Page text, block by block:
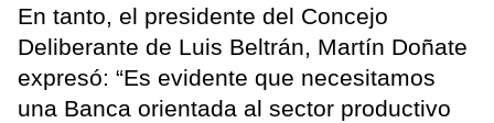
En tanto, el presidente del Concejo
Deliberante de Luis Beltrán, Martín Doñate
expresó: “Es evidente que necesitamos
una Banca orientada al sector productivo